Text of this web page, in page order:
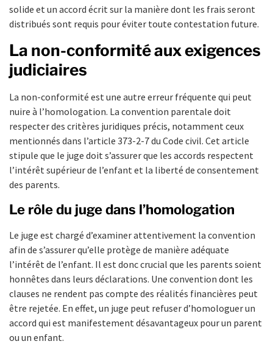
solide et un accord écrit sur la manière dont les frais seront
distribués sont requis pour éviter toute contestation future.
La non-conformité aux exigences
judiciaires
La non-conformité est une autre erreur fréquente qui peut
nuire à l’homologation. La convention parentale doit
respecter des critères juridiques précis, notamment ceux
mentionnés dans l’article 373-2-7 du Code civil. Cet article
stipule que le juge doit s’assurer que les accords respectent
l’intérêt supérieur de l’enfant et la liberté de consentement
des parents.
Le rôle du juge dans l’homologation
Le juge est chargé d’examiner attentivement la convention
afin de s’assurer qu’elle protège de manière adéquate
l’intérêt de l’enfant. Il est donc crucial que les parents soient
honnêtes dans leurs déclarations. Une convention dont les
clauses ne rendent pas compte des réalités financières peut
être rejetée. En effet, un juge peut refuser d’homologuer un
accord qui est manifestement désavantageux pour un parent
ou un enfant.